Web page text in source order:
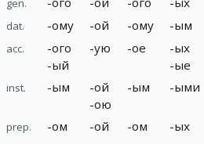
dat. -ому -ой -ому -ым
acc. -ого
-ый
-ую -ое -ых
-ые
inst. -ым -ой
-ою
-ым -ыми
prep. -ом -ой -ом -ых